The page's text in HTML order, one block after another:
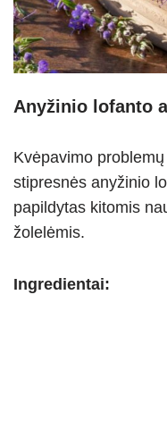
Anyžinio lofanto
Kvėpavimo
stipresnės anyžinio
papildytas kitomis
žolelėmis.
Ingredientai: